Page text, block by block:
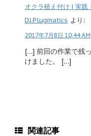
オクラ植え付け | 実
DJ.Plugmatics より:
2017年7月8日 10:44 AM
[…] 前回の作業で残
けました。 […]
関連記事